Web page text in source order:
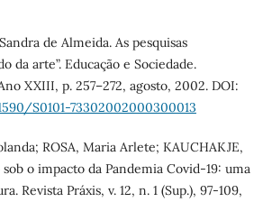
de Almeida. As pesquisas
da arte”. Educação e Sociedade.
XXIII, p. 257–272, agosto, 2002. DOI:
S0101-73302002000300013
ROSA, Maria Arlete; KAUCHAKJE,
sob o impacto da Pandemia Covid-19: uma
Revista Práxis, v. 12, n. 1 (Sup.), 97-109,